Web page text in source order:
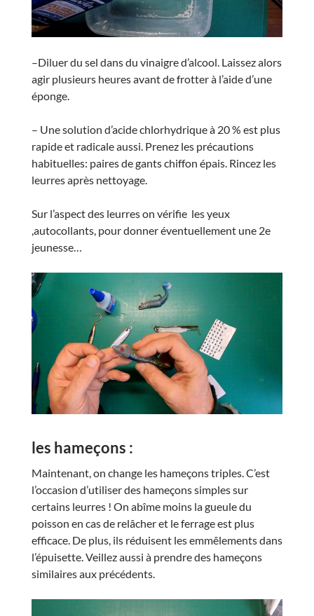
–Diluer du sel dans du vinaigre d’alcool. Laissez alors
agir plusieurs heures avant de frotter à l’aide d’une
éponge.
– Une solution d’acide chlorhydrique à 20 % est plus
rapide et radicale aussi. Prenez les précautions
habituelles: paires de gants chiffon épais. Rincez les
leurres après nettoyage.
Sur l’aspect des leurres on vérifie les yeux
,autocollants, pour donner éventuellement une 2e
jeunesse…
les hameçons :
Maintenant, on change les hameçons triples. C’est
l’occasion d’utiliser des hameçons simples sur
certains leurres ! On abîme moins la gueule du
poisson en cas de relâcher et le ferrage est plus
efficace. De plus, ils réduisent les emmêlements dans
l’épuisette. Veillez aussi à prendre des hameçons
similaires aux précédents.